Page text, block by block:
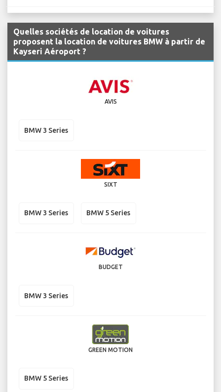
Quelles sociétés de location de voitures
proposent la location de voitures BMW à partir de
Kayseri Aéroport ?
AVIS
BMW 3 Series
SIXT
BMW 3 Series BMW 5 Series
BUDGET
BMW 3 Series
GREEN MOTION
BMW 5 Series